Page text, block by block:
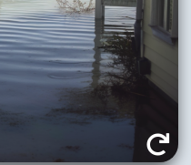
und Gefährdung
führen.